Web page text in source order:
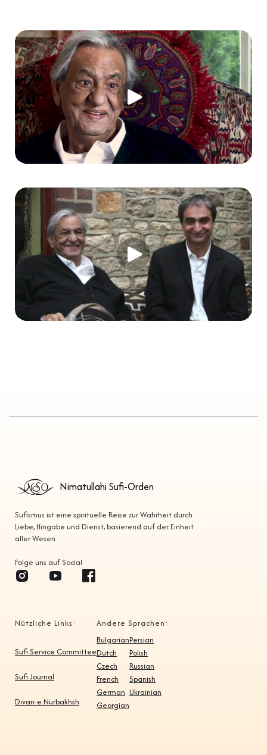
Nimatullahi Sufi-Orden
Sufismus ist eine spirituelle Reise zur Wahrheit durch
Liebe, Hingabe und Dienst, basierend auf der Einheit
aller Wesen.
Folge uns auf Social
Nützliche Links:
Sufi Service Committee
Sufi Journal
Divan-e Nurbakhsh
Andere Sprachen:
Bulgarian
Dutch
Czech
French
German
Georgian
Persian
Polish
Russian
Spanish
Ukrainian